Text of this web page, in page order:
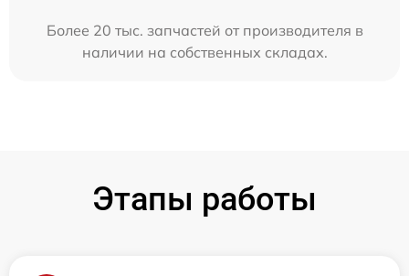
Более 20 тыс. запчастей от производителя в
наличии на собственных складах.
Этапы работы